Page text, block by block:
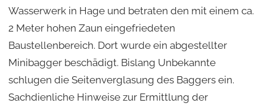
Wasserwerk in Hage und betraten den mit einem ca.
2 Meter hohen Zaun eingefriedeten
Baustellenbereich. Dort wurde ein abgestellter
Minibagger beschädigt. Bislang Unbekannte
schlugen die Seitenverglasung des Baggers ein.
Sachdienliche Hinweise zur Ermittlung der